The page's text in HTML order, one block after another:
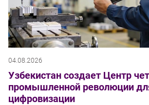
04.08.2026
Узбекистан создает Центр
промышленной революции
цифровизации